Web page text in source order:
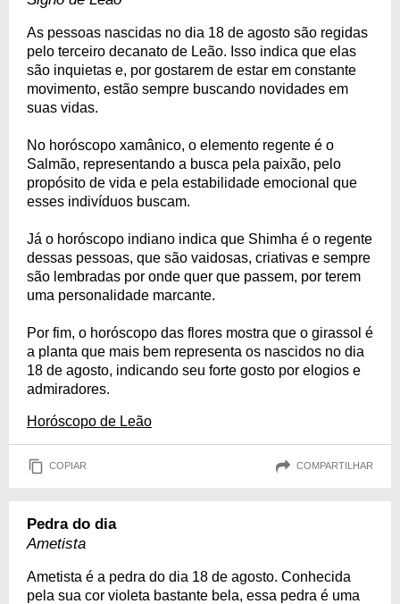
As pessoas nascidas no dia 18 de agosto são regidas
pelo terceiro decanato de Leão. Isso indica que elas
são inquietas e, por gostarem de estar em constante
movimento, estão sempre buscando novidades em
suas vidas.
No horóscopo xamânico, o elemento regente é o
Salmão, representando a busca pela paixão, pelo
propósito de vida e pela estabilidade emocional que
esses indivíduos buscam.
Já o horóscopo indiano indica que Shimha é o regente
dessas pessoas, que são vaidosas, criativas e sempre
são lembradas por onde quer que passem, por terem
uma personalidade marcante.
Por fim, o horóscopo das flores mostra que o girassol é
a planta que mais bem representa os nascidos no dia
18 de agosto, indicando seu forte gosto por elogios e
admiradores.
Horóscopo de Leão
COPIAR COMPARTILHAR
Pedra do dia
Ametista
Ametista é a pedra do dia 18 de agosto. Conhecida
pela sua cor violeta bastante bela, essa pedra é uma